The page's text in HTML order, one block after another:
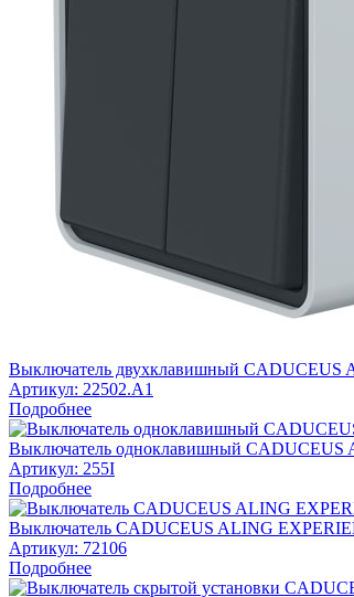
Выключатель двухклавишный CADUCEUS
Артикул: 22502.A1
Подробнее
Выключатель одноклавишный CADUCEUS
Артикул: 255I
Подробнее
Выключатель CADUCEUS ALING
Артикул: 72106
Подробнее